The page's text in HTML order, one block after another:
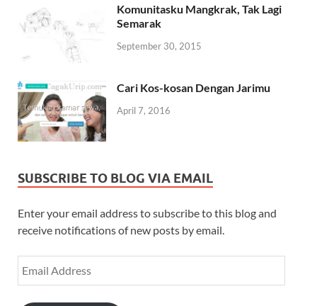
Komunitasku Mangkrak, Tak Lagi
Semarak
September 30, 2015
Cari Kos-kosan Dengan Jarimu
April 7, 2016
SUBSCRIBE TO BLOG VIA EMAIL
Enter your email address to subscribe to this blog and
receive notifications of new posts by email.